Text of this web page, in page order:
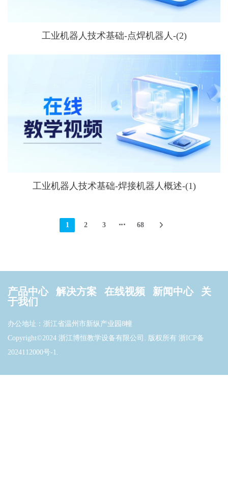
工业机器人技术基础-点焊机器人-(2)
工业机器人技术基础-焊接机器人概述-(1)
1 2 3 68
产品中心 解决方案 在线视频 新闻中心
关
于我们
办公地址：浙江省温州市新纵产业园8幢
Copyright©2024 浙江博恒教学设备有限公司. 版权所有 浙ICP备
2024112000号-1